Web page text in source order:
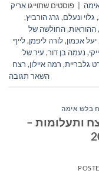
פוסטים שתוייגו אריק
, גלוי ונעלם, גרג הורביץ,
,ההוראות,החולשה של
יעל אכמון,לורה ליפמן,לייף
, נעמה בן דור, עיר של
גלבריית, רמה איילון, רצח
השאר תגובה
בלש אימה
ותעלומות –